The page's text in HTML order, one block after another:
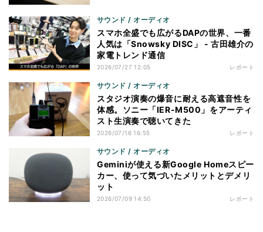
サウンド / オーディオ
スマホ全盛でも広がるDAPの世界、一番
人気は「Snowsky DISC」 - 古田雄介の
家電トレンド通信
2026/07/27 12:05 レポート
サウンド / オーディオ
スタジオ演奏の爆音に耐える高遮音性を
体感。ソニー「IER-M500」をアーティ
スト生演奏で聴いてきた
2026/07/16 16:55 レポート
サウンド / オーディオ
Geminiが使える新Google Homeスピー
カー、使って気づいたメリットとデメリ
ット
2026/07/09 14:50 レポート